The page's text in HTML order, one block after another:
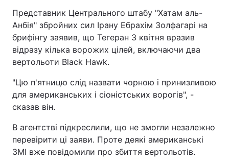
Представник Центрального штабу "Хатам аль-
Анбія" збройних сил Ірану Ебрахім Золфагарі на
брифінгу заявив, що Тегеран 3 квітня вразив
відразу кілька ворожих цілей, включаючи два
вертольоти Black Hawk.
"Цю п'ятницю слід назвати чорною і принизливою
для американських і сіоністських ворогів", -
сказав він.
В агентстві підкреслили, що не змогли незалежно
перевірити ці заяви. Проте деякі американські
ЗМІ вже повідомили про збиття вертольотів.